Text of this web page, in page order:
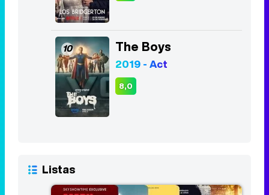
10 The Boys
2019 - Act
8,0
Listas